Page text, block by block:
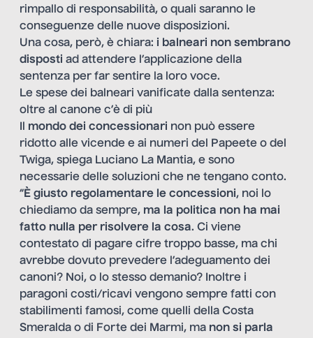
rimpallo di responsabilità, o quali saranno le
conseguenze delle nuove disposizioni.
Una cosa, però, è chiara: i balneari non sembrano
disposti ad attendere l’applicazione della
sentenza per far sentire la loro voce.
Le spese dei balneari vanificate dalla sentenza:
oltre al canone c’è di più
Il mondo dei concessionari non può essere
ridotto alle vicende e ai numeri del Papeete o del
Twiga, spiega Luciano La Mantia, e sono
necessarie delle soluzioni che ne tengano conto.
“È giusto regolamentare le concessioni, noi lo
chiediamo da sempre, ma la politica non ha mai
fatto nulla per risolvere la cosa. Ci viene
contestato di pagare cifre troppo basse, ma chi
avrebbe dovuto prevedere l’adeguamento dei
canoni? Noi, o lo stesso demanio? Inoltre i
paragoni costi/ricavi vengono sempre fatti con
stabilimenti famosi, come quelli della Costa
Smeralda o di Forte dei Marmi, ma non si parla